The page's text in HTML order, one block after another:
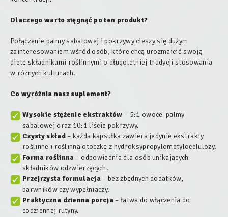
Dlaczego warto sięgnąć po ten produkt?
Połączenie palmy sabalowej i pokrzywy cieszy się dużym
zainteresowaniem wśród osób, które chcą urozmaicić swoją
dietę składnikami roślinnymi o długoletniej tradycji stosowania
w różnych kulturach.
Co wyróżnia nasz suplement?
Wysokie stężenie ekstraktów – 5:1 owoce palmy
sabalowej oraz 10:1 liście pokrzywy.
Czysty skład– każda kapsułka zawiera jedynie ekstrakty
roślinne i roślinną otoczkę z hydroksypropylometylocelulozy.
Forma roślinna – odpowiednia dla osób unikających
składników odzwierzęcych.
Przejrzysta formulacja – bez zbędnych dodatków,
barwników czy wypełniaczy.
Praktyczna dzienna porcja – łatwa do włączenia do
codziennej rutyny.